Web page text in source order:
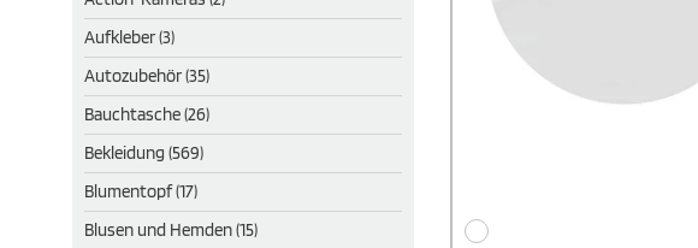
Aufkleber (3)
Autozubehör (35)
Bauchtasche (26)
Bekleidung (569)
Blumentopf (17)
Blusen und Hemden (15)